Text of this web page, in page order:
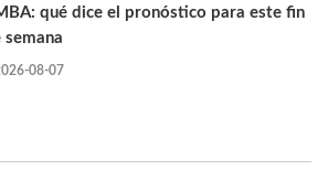
qué dice el pronóstico para este fin
semana
08-07